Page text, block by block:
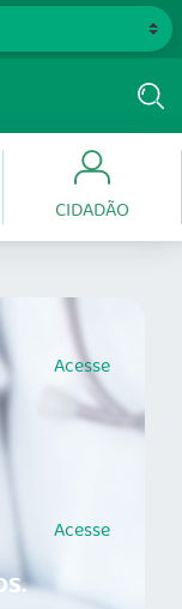
CIDADÃO
Acesse
Acesse